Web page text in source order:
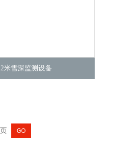
2米雪深监测设备
页